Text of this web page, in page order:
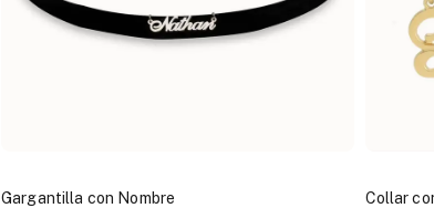
Gargantilla con Nombre Collar